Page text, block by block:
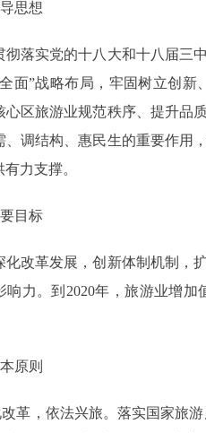
思想
实党的十八大和十八届三中
面”战略布局，牢固树立创
心区旅游业规范秩序、提升品
、调结构、惠民生的重要作用
力支撑。
目标
革发展，创新体制机制，扩
响力。到2020年，旅游业增
原则
，依法兴旅。落实国家旅游